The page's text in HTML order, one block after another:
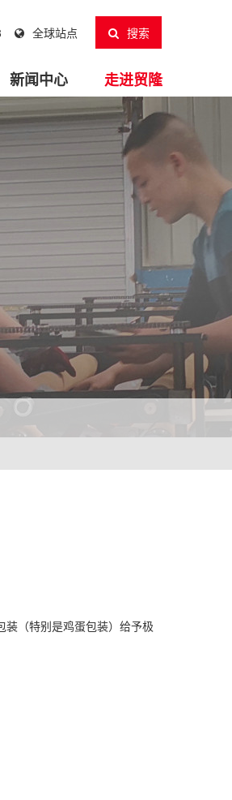
全球站点 搜索
新闻中心 走进贸隆
（特别是鸡蛋包装）给予极